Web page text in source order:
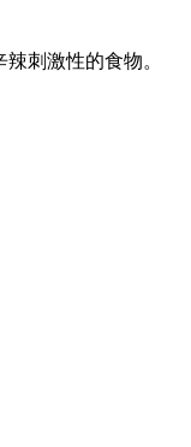
刺激性的食物。